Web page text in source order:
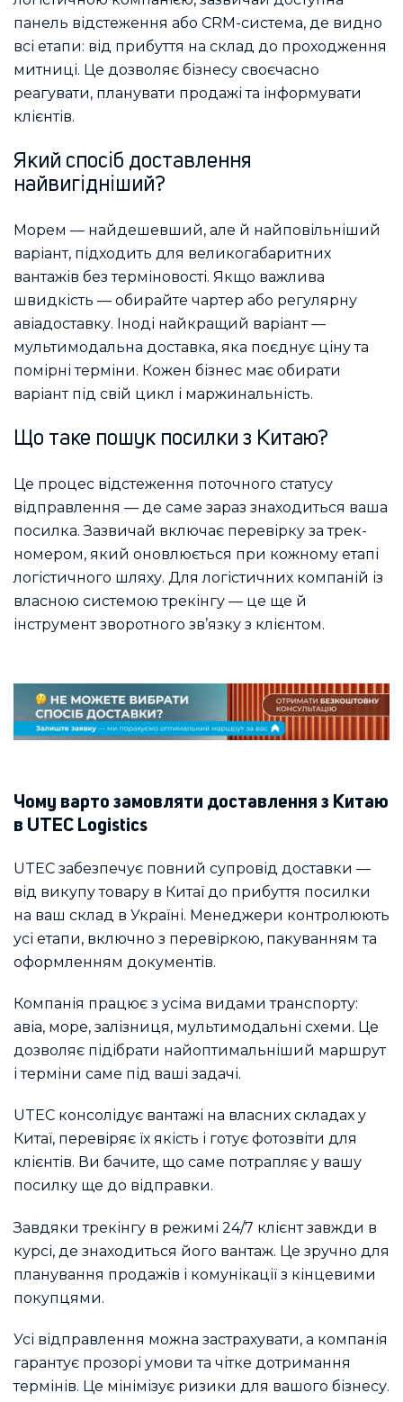
панель відстеження або CRM-система, де видно
всі етапи: від прибуття на склад до проходження
митниці. Це дозволяє бізнесу своєчасно
реагувати, планувати продажі та інформувати
клієнтів.
Який спосіб доставлення
найвигідніший?
Морем — найдешевший, але й найповільніший
варіант, підходить для великогабаритних
вантажів без терміновості. Якщо важлива
швидкість — обирайте чартер або регулярну
авіадоставку. Іноді найкращий варіант —
мультимодальна доставка, яка поєднує ціну та
помірні терміни. Кожен бізнес має обирати
варіант під свій цикл і маржинальність.
Що таке пошук посилки з Китаю?
Це процес відстеження поточного статусу
відправлення — де саме зараз знаходиться ваша
посилка. Зазвичай включає перевірку за трек-
номером, який оновлюється при кожному етапі
логістичного шляху. Для логістичних компаній із
власною системою трекінгу — це ще й
інструмент зворотного зв’язку з клієнтом.
Чому варто замовляти доставлення з Китаю
в UTEC Logistics
UTEC забезпечує повний супровід доставки —
від викупу товару в Китаї до прибуття посилки
на ваш склад в Україні. Менеджери контролюють
усі етапи, включно з перевіркою, пакуванням та
оформленням документів.
Компанія працює з усіма видами транспорту:
авіа, море, залізниця, мультимодальні схеми. Це
дозволяє підібрати найоптимальніший маршрут
і терміни саме під ваші задачі.
UTEC консолідує вантажі на власних складах у
Китаї, перевіряє їх якість і готує фотозвіти для
клієнтів. Ви бачите, що саме потрапляє у вашу
посилку ще до відправки.
Завдяки трекінгу в режимі 24/7 клієнт завжди в
курсі, де знаходиться його вантаж. Це зручно для
планування продажів і комунікації з кінцевими
покупцями.
Усі відправлення можна застрахувати, а компанія
гарантує прозорі умови та чітке дотримання
термінів. Це мінімізує ризики для вашого бізнесу.